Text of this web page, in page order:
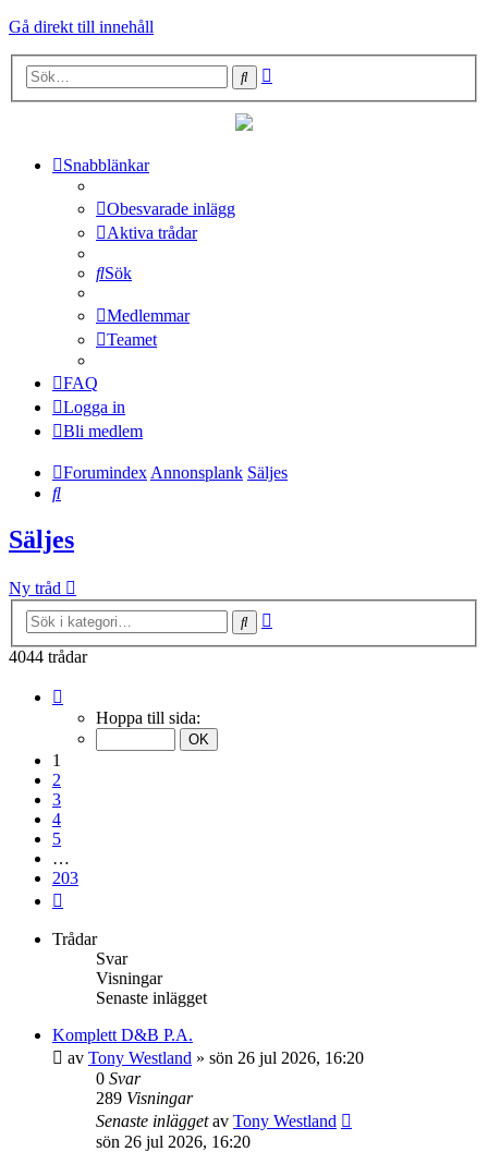
Gå direkt till innehåll
Sök
Snabblänkar
Obesvarade inlägg
Aktiva trådar
Sök
Medlemmar
Teamet
FAQ
Logga in
Bli medlem
Forumindex Annonsplank Säljes
Sök
Säljes
Ny tråd
Sök
4044 trådar
Hoppa till sida:
1
2
3
4
5
…
203
Trådar
Svar
Visningar
Senaste inlägget
Komplett D&B P.A.
av Tony Westland » sön 26 jul 2026, 16:20
0 Svar
289 Visningar
Senaste inläggetav Tony Westland
sön 26 jul 2026, 16:20